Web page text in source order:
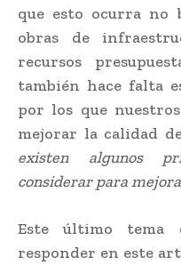
que esto ocurra no
obras de
recursos
también hace falta
por los que
mejorar la calidad
existen algunos
considerar para
Este último tema
responder en este